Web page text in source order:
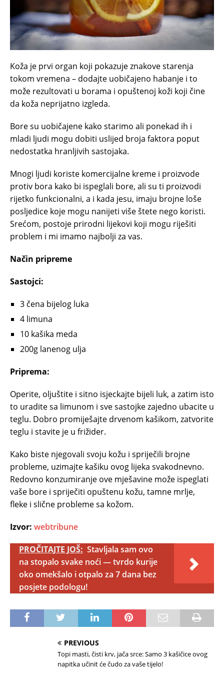
Koža je prvi organ koji pokazuje znakove starenja
tokom vremena – dodajte uobičajeno habanje i to
može rezultovati u borama i opuštenoj koži koji čine
da koža neprijatno izgleda.
Bore su uobičajene kako starimo ali ponekad ih i
mladi ljudi mogu dobiti uslijed broja faktora poput
nedostatka hranljivih sastojaka.
Mnogi ljudi koriste komercijalne kreme i proizvode
protiv bora kako bi ispeglali bore, ali su ti proizvodi
rijetko funkcionalni, a i kada jesu, imaju brojne loše
posljedice koje mogu nanijeti više štete nego koristi.
Srećom, postoje prirodni lijekovi koji mogu riješiti
problem i mi imamo najbolji za vas.
Način pripreme
Sastojci:
3 čena bijelog luka
4 limuna
10 kašika meda
200g lanenog ulja
Priprema:
Operite, oljuštite i sitno isjeckajte bijeli luk, a zatim isto
to uradite sa limunom i sve sastojke zajedno ubacite u
teglu. Dobro promiješajte drvenom kašikom, zatvorite
teglu i stavite je u frižider.
Kako biste njegovali svoju kožu i spriječili brojne
probleme, uzimajte kašiku ovog lijeka svakodnevno.
Redovno konzumiranje ove mješavine može ispeglati
vaše bore i spriječiti opuštenu kožu, tamne mrlje,
fleke i slične probleme sa kožom.
Izvor: webtribune
PROČITAJTE JOŠ: Stavljala sam ovo
na stopalo svake noći — tvrdo kurije
oko omekšalo i otpalo za 7 dana bez
posjete podologu!
PREVIOUS
Topi masti, čisti krv, jača srce: Samo 3 kašičice ovog
napitka učinit će čudo za vaše tijelo!